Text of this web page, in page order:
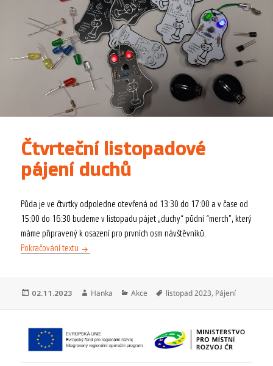
Čtvrteční listopadové
pájení duchů
Půda je ve čtvrtky odpoledne otevřená od 13:30 do 17:00 a v čase od
15:00 do 16:30 budeme v listopadu pájet „duchy“ půdní “merch”, který
máme připravený k osazení pro prvních osm návštěvníků.
Pokračování textu Čtvrteční listopadové pájení duchů
Publikováno:
02.11.2023 Autor:
Hanka Rubriky:
Akce Štítky:
listopad 2023, Pájení